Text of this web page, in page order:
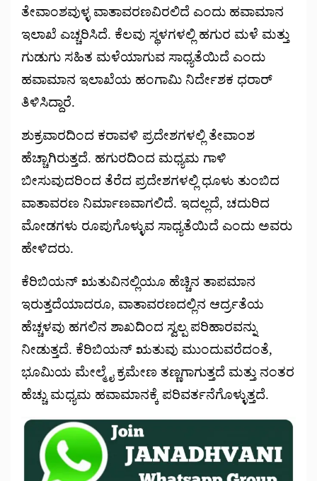
ತೇವಾಂಶವುಳ್ಳ ವಾತಾವರಣವಿರಲಿದೆ ಎಂದು ಹವಾಮಾನ
ಇಲಾಖೆ ಎಚ್ಚರಿಸಿದೆ. ಕೆಲವು ಸ್ಥಳಗಳಲ್ಲಿ ಹಗುರ ಮಳೆ ಮತ್ತು
ಗುಡುಗು ಸಹಿತ ಮಳೆಯಾಗುವ ಸಾಧ್ಯತೆಯಿದೆ ಎಂದು
ಹವಾಮಾನ ಇಲಾಖೆಯ ಹಂಗಾಮಿ ನಿರ್ದೇಶಕ ಧರಾರ್
ತಿಳಿಸಿದ್ದಾರೆ.
ಶುಕ್ರವಾರದಿಂದ ಕರಾವಳಿ ಪ್ರದೇಶಗಳಲ್ಲಿ ತೇವಾಂಶ
ಹೆಚ್ಚಾಗಿರುತ್ತದೆ. ಹಗುರದಿಂದ ಮಧ್ಯಮ ಗಾಳಿ
ಬೀಸುವುದರಿಂದ ತೆರೆದ ಪ್ರದೇಶಗಳಲ್ಲಿ ಧೂಳು ತುಂಬಿದ
ವಾತಾವರಣ ನಿರ್ಮಾಣವಾಗಲಿದೆ. ಇದಲ್ಲದೆ, ಚದುರಿದ
ಮೋಡಗಳು ರೂಪುಗೊಳ್ಳುವ ಸಾಧ್ಯತೆಯಿದೆ ಎಂದು ಅವರು
ಹೇಳಿದರು.
ಕೆರಿಬಿಯನ್ ಋತುವಿನಲ್ಲಿಯೂ ಹೆಚ್ಚಿನ ತಾಪಮಾನ
ಇರುತ್ತದೆಯಾದರೂ, ವಾತಾವರಣದಲ್ಲಿನ ಆರ್ದ್ರತೆಯ
ಹೆಚ್ಚಳವು ಹಗಲಿನ ಶಾಖದಿಂದ ಸ್ವಲ್ಪ ಪರಿಹಾರವನ್ನು
ನೀಡುತ್ತದೆ. ಕೆರಿಬಿಯನ್ ಋತುವು ಮುಂದುವರೆದಂತೆ,
ಭೂಮಿಯ ಮೇಲ್ಮೈ ಕ್ರಮೇಣ ತಣ್ಣಗಾಗುತ್ತದೆ ಮತ್ತು ನಂತರ
ಹೆಚ್ಚು ಮಧ್ಯಮ ಹವಾಮಾನಕ್ಕೆ ಪರಿವರ್ತನೆಗೊಳ್ಳುತ್ತದೆ.